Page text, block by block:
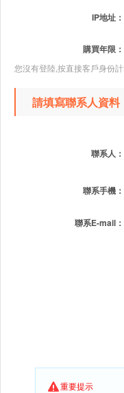
IP地址：
購買年限：
您沒有登陸,按直接客戶身份
請填寫聯系人資料
聯系人：
聯系手機：
聯系E-mail：
重要提示